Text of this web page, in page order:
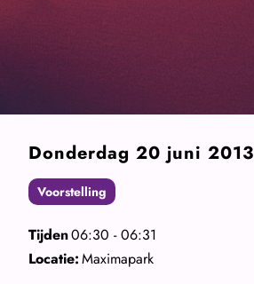
Donderdag 20 juni 2013
Voorstelling
Tijden06:30 - 06:31
Locatie:Maximapark